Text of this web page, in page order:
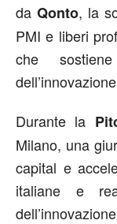
daQonto, la
PMI e liberi
che
Durante la
Milano, una
capital e
italiane e